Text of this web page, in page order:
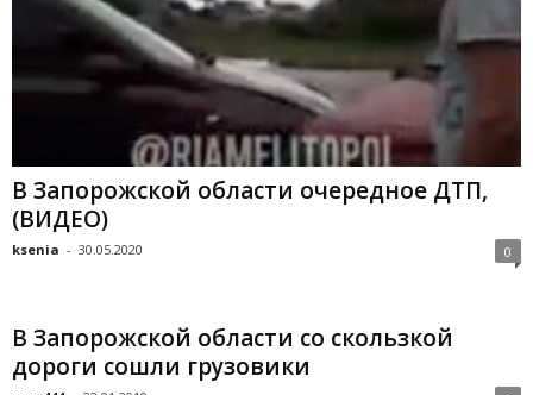
В Запорожской области очередное ДТП,
(ВИДЕО)
ksenia - 30.05.2020 0
В Запорожской области со скользкой
дороги сошли грузовики